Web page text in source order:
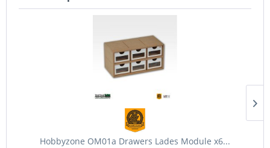
Hobbyzone OM01a Drawers Lades Module x6...